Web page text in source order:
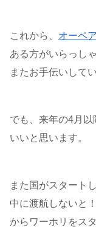
これから、 オーペ
ある方がいらっし
またお手伝いして
でも、来年の4月
いいと思います。
また国がスタート
中に渡航しないと
からワーホリをス